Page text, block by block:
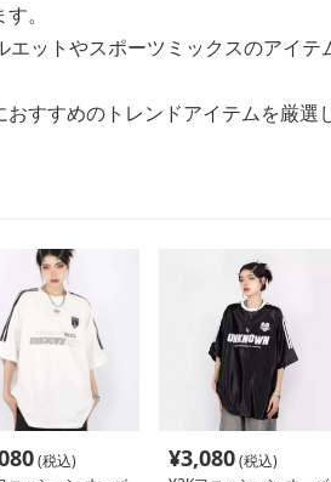
。
ットやスポーツミックスのアイテ
すすめのトレンドアイテムを厳選
(税込)
¥3,080(税込)